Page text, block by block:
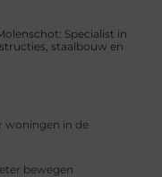
Specialist in
staalbouw en
woningen in de
bewegen